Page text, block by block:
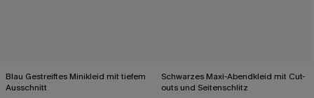
Blau Gestreiftes Minikleid mit tiefem
Ausschnitt
Schwarzes Maxi-Abendkleid mit Cut-
outs und Seitenschlitz